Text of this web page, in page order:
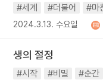
#세계
#더불어 #마
2024.3.13. 수요일
생의 절정
#시작 #비밀 #순간